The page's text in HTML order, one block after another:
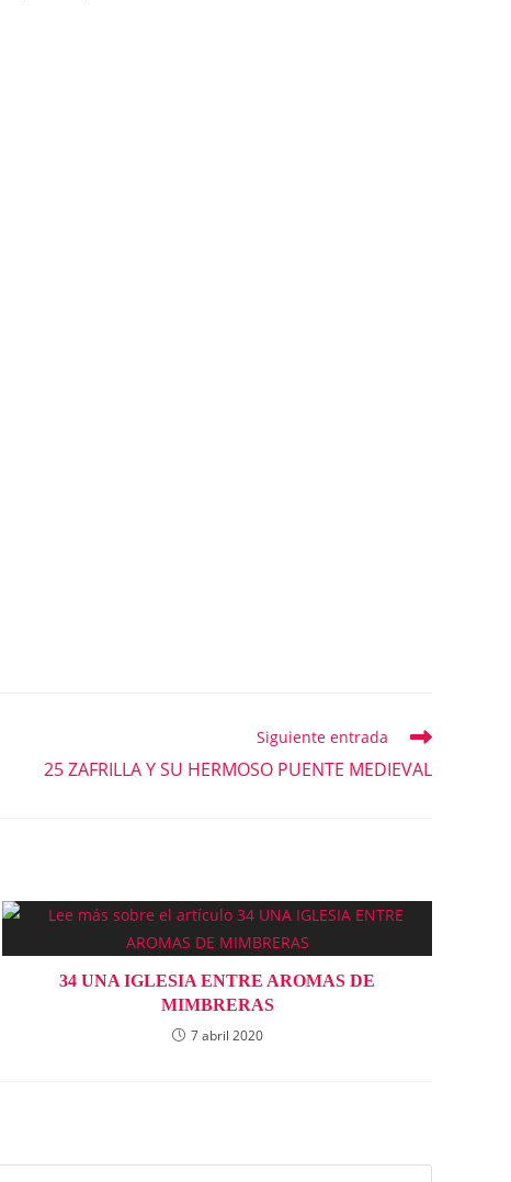
Siguiente entrada
25 ZAFRILLA Y SU HERMOSO PUENTE MEDIEVAL
34 UNA IGLESIA ENTRE AROMAS DE
MIMBRERAS
7 abril 2020